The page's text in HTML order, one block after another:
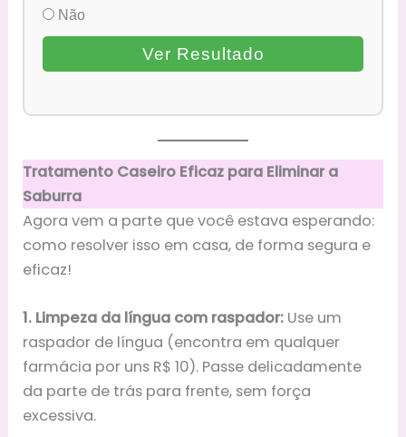
Não
Ver Resultado
Tratamento Caseiro Eficaz para Eliminar a
Saburra
Agora vem a parte que você estava esperando:
como resolver isso em casa, de forma segura e
eficaz!
1. Limpeza da língua com raspador: Use um
raspador de língua (encontra em qualquer
farmácia por uns R$ 10). Passe delicadamente
da parte de trás para frente, sem força
excessiva.